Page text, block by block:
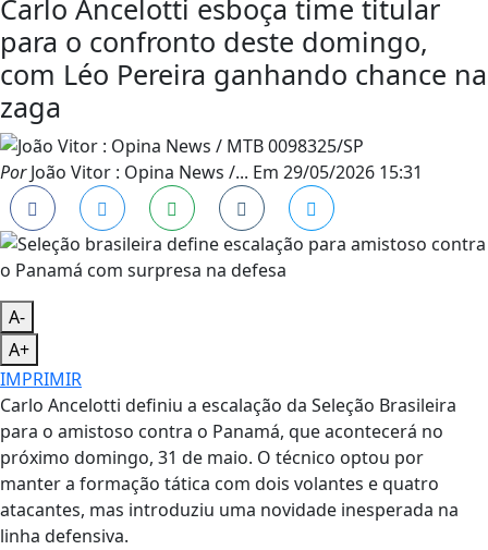
Carlo Ancelotti esboça time titular
para o confronto deste domingo,
com Léo Pereira ganhando chance na
zaga
PorJoão Vitor : Opina News /... Em 29/05/2026 15:31
A-
A+
IMPRIMIR
Carlo Ancelotti definiu a escalação da Seleção Brasileira
para o amistoso contra o Panamá, que acontecerá no
próximo domingo, 31 de maio. O técnico optou por
manter a formação tática com dois volantes e quatro
atacantes, mas introduziu uma novidade inesperada na
linha defensiva.